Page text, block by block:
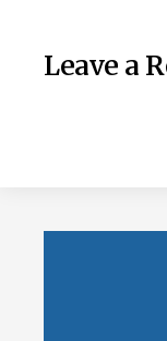
Leave a